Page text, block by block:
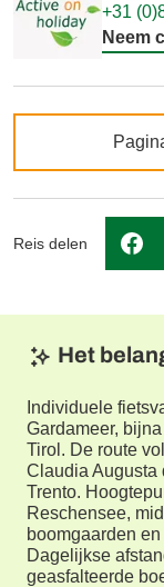
+31
Neem
Reis delen
Het
Individuele
Gardameer,
Tirol. De route
Claudia Augusta
Trento.
Reschensee,
boomgaarden
Dagelijkse
geasfalteerde